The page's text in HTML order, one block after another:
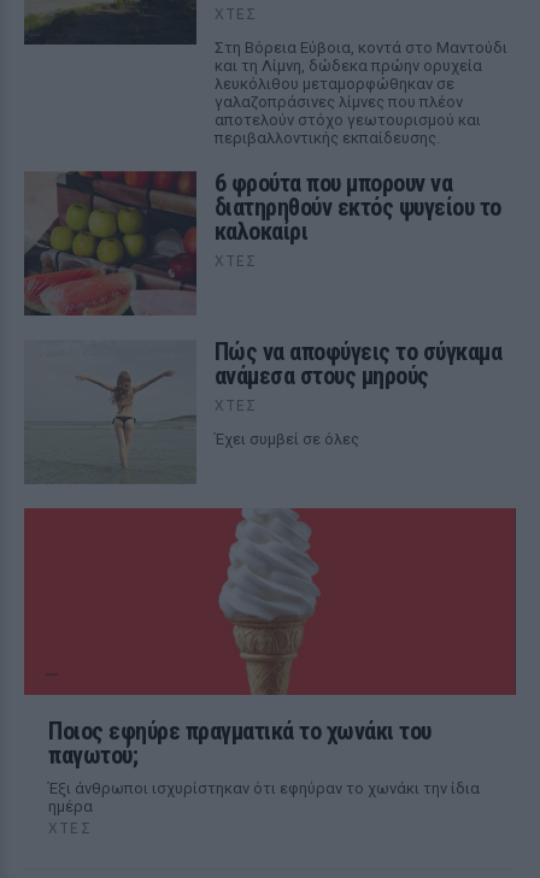
ΧΤΕΣ
Στη Βόρεια Εύβοια, κοντά στο Μαντούδι
και τη Λίμνη, δώδεκα πρώην ορυχεία
λευκόλιθου μεταμορφώθηκαν σε
γαλαζοπράσινες λίμνες που πλέον
αποτελούν στόχο γεωτουρισμού και
περιβαλλοντικής εκπαίδευσης.
6 φρούτα που μπορουν να
διατηρηθούν εκτός ψυγείου το
καλοκαίρι
ΧΤΕΣ
Πώς να αποφύγεις το σύγκαμα
ανάμεσα στους μηρούς
ΧΤΕΣ
Έχει συμβεί σε όλες
Ποιος εφηύρε πραγματικά το χωνάκι του
παγωτού;
Έξι άνθρωποι ισχυρίστηκαν ότι εφηύραν το χωνάκι την ίδια
ημέρα
ΧΤΕΣ